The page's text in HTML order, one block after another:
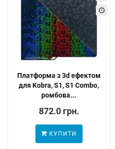
Платформа з 3d ефектом
для Kobra, S1, S1 Combo,
ромбова...
872.0 грн.
КУПИТИ